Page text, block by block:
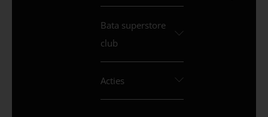
Bata superstore
club
Acties